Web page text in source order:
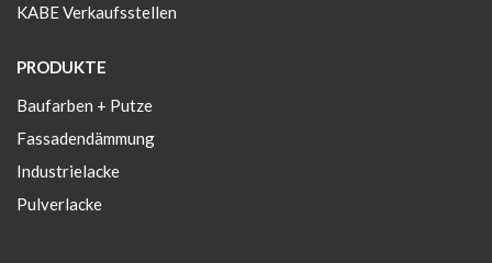
KABE Verkaufsstellen
PRODUKTE
Baufarben + Putze
Fassadendämmung
Industrielacke
Pulverlacke